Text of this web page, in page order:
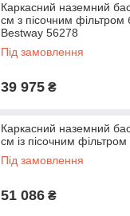
Каркасний наземний
см з пісочним фільтром
Bestway 56278
Під замовлення
39 975 ₴
Каркасний наземний
см із пісочним
Під замовлення
51 086 ₴